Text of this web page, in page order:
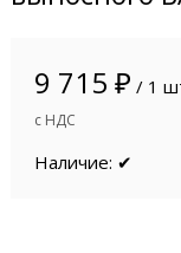
9 715 ₽ / 1
с НДС
Наличие: ✔